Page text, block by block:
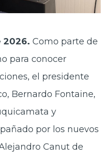
2026. Como parte de
para conocer
el presidente
Bernardo Fontaine,
y
por los nuevos
Canut de